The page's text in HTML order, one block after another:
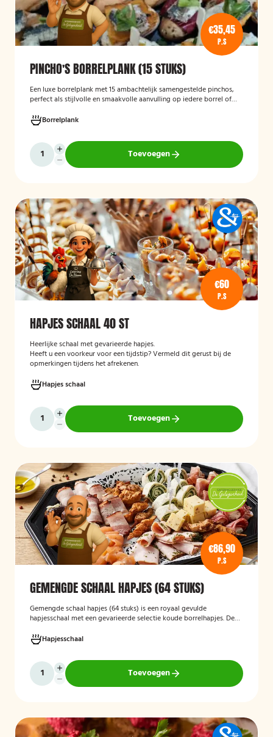
€35,45
P.S
PINCHO'S BORRELPLANK (15 STUKS)
Een luxe borrelplank met 15 ambachtelijk samengestelde pinchos,
perfect als stijlvolle en smaakvolle aanvulling op iedere borrel of
Borrelplank
Toevoegen
€60
P.S
HAPJES SCHAAL 40 ST
Heerlijke schaal met gevarieerde hapjes.
Heeft u een voorkeur voor een tijdstip? Vermeld dit gerust bij de
opmerkingen tijdens het afrekenen.
Hapjes schaal
Toevoegen
€86,90
P.S
GEMENGDE SCHAAL HAPJES (64 STUKS)
Gemengde schaal hapjes (64 stuks) is een royaal gevulde
hapjesschaal met een gevarieerde selectie koude borrelhapjes. De
recepties, bedrijfsborrels en andere feestelijke gelegenheden. Met
64 hapjes is deze schaal geschikt om een grotere groep gasten te
voorzien van smakelijke en gevarieerde snacks.
Hapjesschaal
Toevoegen